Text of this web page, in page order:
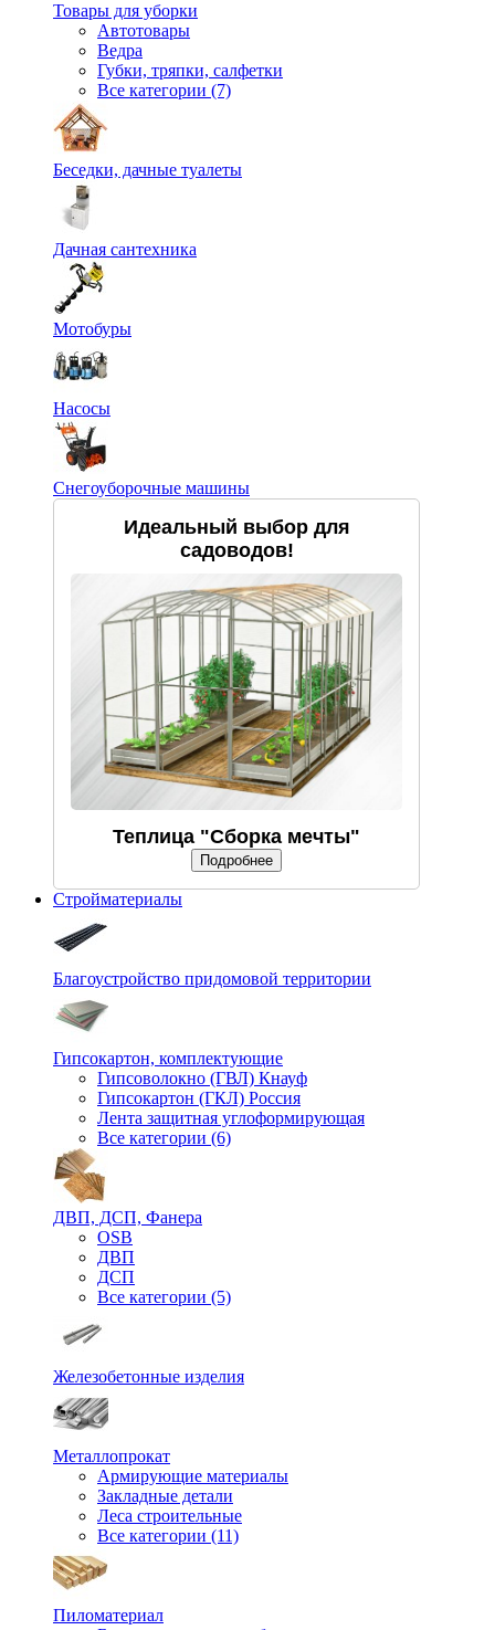
Товары для уборки
Автотовары
Ведра
Губки, тряпки, салфетки
Все категории (7)
Беседки, дачные туалеты
Дачная сантехника
Мотобуры
Насосы
Снегоуборочные машины
Идеальный выбор для
садоводов!
Теплица "Сборка мечты"
Подробнее
Стройматериалы
Благоустройство придомовой территории
Гипсокартон, комплектующие
Гипсоволокно (ГВЛ) Кнауф
Гипсокартон (ГКЛ) Россия
Лента защитная углоформирующая
Все категории (6)
ДВП, ДСП, Фанера
OSB
ДВП
ДСП
Все категории (5)
Железобетонные изделия
Металлопрокат
Армирующие материалы
Закладные детали
Леса строительные
Все категории (11)
Пиломатериал